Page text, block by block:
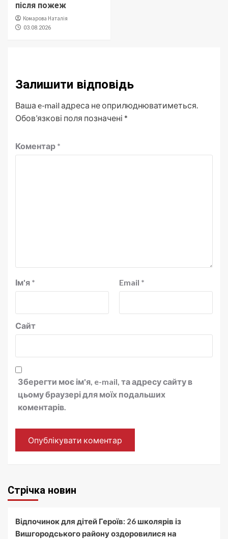
після пожеж
Комарова Наталія
03.08.2026
Залишити відповідь
Ваша e-mail адреса не оприлюднюватиметься.
Обов’язкові поля позначені *
Коментар *
Ім'я * Email *
Сайт
Зберегти моє ім'я, e-mail, та адресу сайту в
цьому браузері для моїх подальших
коментарів.
Стрічка новин
Відпочинок для дітей Героїв: 26 школярів із
Вишгородського району оздоровилися на